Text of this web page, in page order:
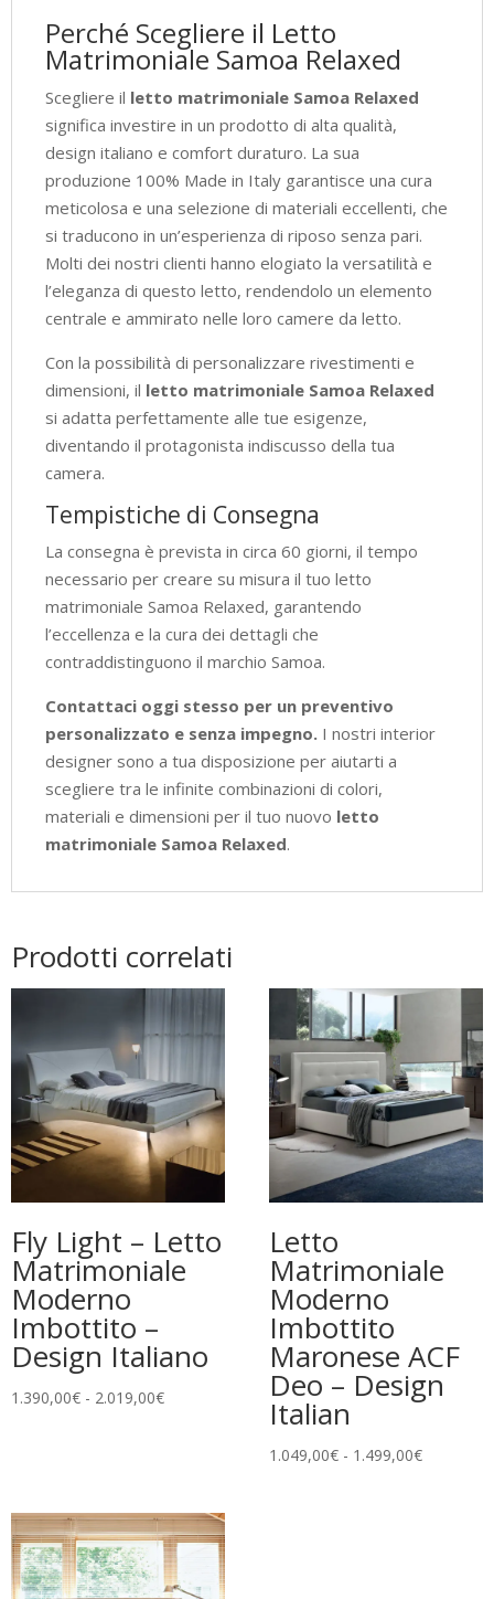
Perché Scegliere il Letto
Matrimoniale Samoa Relaxed
Scegliere il letto matrimoniale Samoa Relaxed
significa investire in un prodotto di alta qualità,
design italiano e comfort duraturo. La sua
produzione 100% Made in Italy garantisce una cura
meticolosa e una selezione di materiali eccellenti, che
si traducono in un’esperienza di riposo senza pari.
Molti dei nostri clienti hanno elogiato la versatilità e
l’eleganza di questo letto, rendendolo un elemento
centrale e ammirato nelle loro camere da letto.
Con la possibilità di personalizzare rivestimenti e
dimensioni, il letto matrimoniale Samoa Relaxed
si adatta perfettamente alle tue esigenze,
diventando il protagonista indiscusso della tua
camera.
Tempistiche di Consegna
La consegna è prevista in circa 60 giorni, il tempo
necessario per creare su misura il tuo letto
matrimoniale Samoa Relaxed, garantendo
l’eccellenza e la cura dei dettagli che
contraddistinguono il marchio Samoa.
Contattaci oggi stesso per un preventivo
personalizzato e senza impegno. I nostri interior
designer sono a tua disposizione per aiutarti a
scegliere tra le infinite combinazioni di colori,
materiali e dimensioni per il tuo nuovo letto
matrimoniale Samoa Relaxed.
Prodotti correlati
Fly Light – Letto
Matrimoniale
Moderno
Imbottito –
Design Italiano
1.390,00€ - 2.019,00€Fascia
a
2.019,00€
Letto
Matrimoniale
Moderno
Imbottito
Maronese ACF
Deo – Design
Italian
1.049,00€ - 1.499,00€Fascia